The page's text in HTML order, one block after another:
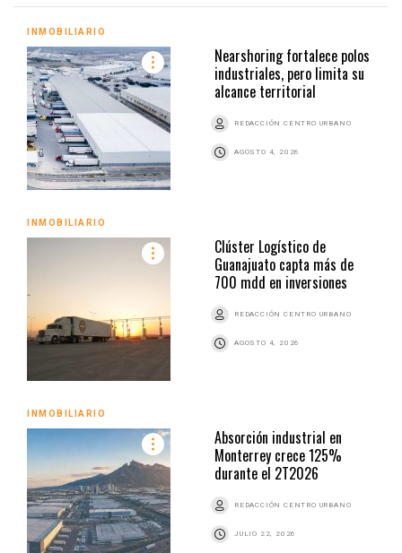
INMOBILIARIO
Nearshoring fortalece polos
industriales, pero limita su
alcance territorial
REDACCIÓN CENTRO URBANO
AGOSTO 4, 2026
INMOBILIARIO
Clúster Logístico de
Guanajuato capta más de
700 mdd en inversiones
REDACCIÓN CENTRO URBANO
AGOSTO 4, 2026
INMOBILIARIO
Absorción industrial en
Monterrey crece 125%
durante el 2T2026
REDACCIÓN CENTRO URBANO
JULIO 22, 2026